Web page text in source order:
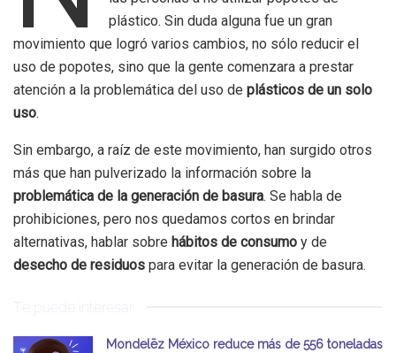
plástico. Sin duda alguna fue un gran
movimiento que logró varios cambios, no sólo reducir el
uso de popotes, sino que la gente comenzara a prestar
atención a la problemática del uso de plásticos de un solo
uso.
Sin embargo, a raíz de este movimiento, han surgido otros
más que han pulverizado la información sobre la
problemática de la generación de basura. Se habla de
prohibiciones, pero nos quedamos cortos en brindar
alternativas, hablar sobre hábitos de consumo y de
desecho de residuos para evitar la generación de basura.
Te puede interesar
Mondelēz México reduce más de 556 toneladas